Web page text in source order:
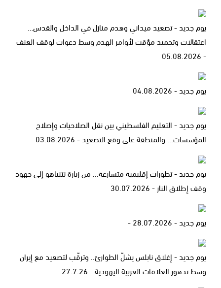
يوم جديد - تصعيد ميداني وهدم منازل في الداخل والقدس…
اعتقالات وتجميد مؤقت لأوامر الهدم وسط دعوات لوقف العنف
- 05.08.2026
يوم جديد - 04.08.2026
يوم جديد - التعليم الفلسطيني بين نقل الصلاحيات وإصلاح
المؤسسات... والمنطقة على وقع التصعيد - 03.08.2026
يوم جديد - تطورات إقليمية متسارعة... من زيارة نتنياهو إلى جهود
وقف إطلاق النار - 30.07.2026
يوم جديد - 28.07.2026 -
يوم جديد - إغلاق نابلس يشلّ الطوارئ.. وترقّب لتصعيد مع إيران
وسط تدهور العلاقات العربية اليهودية - 27.7.26